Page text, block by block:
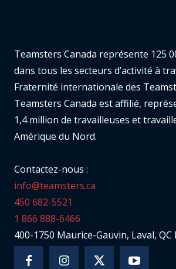
Teamsters Canada représente 125
dans tous les secteurs d’activité à
Fraternité internationale des
Teamsters Canada est affilié,
1,4 million de travailleuses et
Amérique du Nord.
Contactez-nous :
info@teamsters.ca
450 682-5521
1 866 888-6466
400-1750 Maurice-Gauvin, Laval, QC